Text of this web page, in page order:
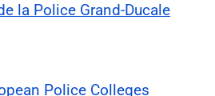
la Police Grand-Ducale
Police Colleges